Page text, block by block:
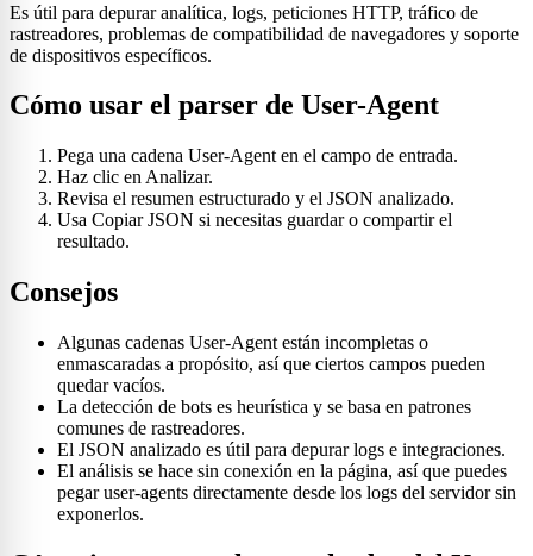
Es útil para depurar analítica, logs, peticiones HTTP, tráfico de
rastreadores, problemas de compatibilidad de navegadores y soporte
de dispositivos específicos.
Cómo usar el parser de User-Agent
Pega una cadena User-Agent en el campo de entrada.
Haz clic en Analizar.
Revisa el resumen estructurado y el JSON analizado.
Usa Copiar JSON si necesitas guardar o compartir el
resultado.
Consejos
Algunas cadenas User-Agent están incompletas o
enmascaradas a propósito, así que ciertos campos pueden
quedar vacíos.
La detección de bots es heurística y se basa en patrones
comunes de rastreadores.
El JSON analizado es útil para depurar logs e integraciones.
El análisis se hace sin conexión en la página, así que puedes
pegar user-agents directamente desde los logs del servidor sin
exponerlos.